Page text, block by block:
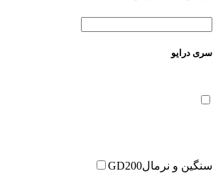
سری درایو
سنگین و نرمالGD200